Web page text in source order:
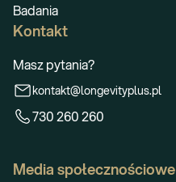
Badania
Kontakt
Masz pytania?
kontakt@longevityplus.pl
730 260 260
Media społecznościowe